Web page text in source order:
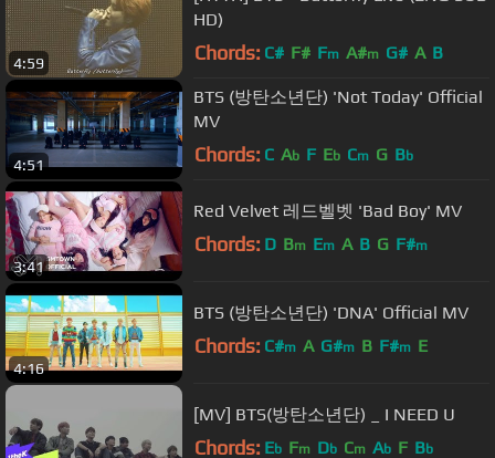
4:59
HD)
Chords: C# F# Fm A#m G# A B
4:51
BTS (방탄소년단) 'Not Today' Official
MV
Chords: C Ab F Eb Cm G Bb
3:41
Red Velvet 레드벨벳 'Bad Boy' MV
Chords: D Bm Em A B G F#m
4:16
BTS (방탄소년단) 'DNA' Official MV
Chords: C#m A G#m B F#m E
[MV] BTS(방탄소년단) _ I NEED U
Chords: Eb Fm Db Cm Ab F Bb